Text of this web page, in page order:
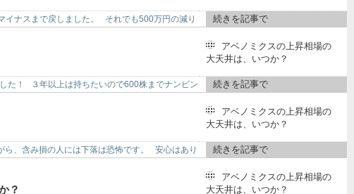
ナスまで戻しました。 それでも500万円の減り
続きを記事で
アベノミクスの上昇相場の
大天井は、いつか？
た！ ３年以上は持ちたいので600株までナンピン
続きを記事で
アベノミクスの上昇相場の
大天井は、いつか？
、含み損の人には下落は恐怖です。 安心はあり
続きを記事で
アベノミクスの上昇相場の
大天井は、いつか？
？